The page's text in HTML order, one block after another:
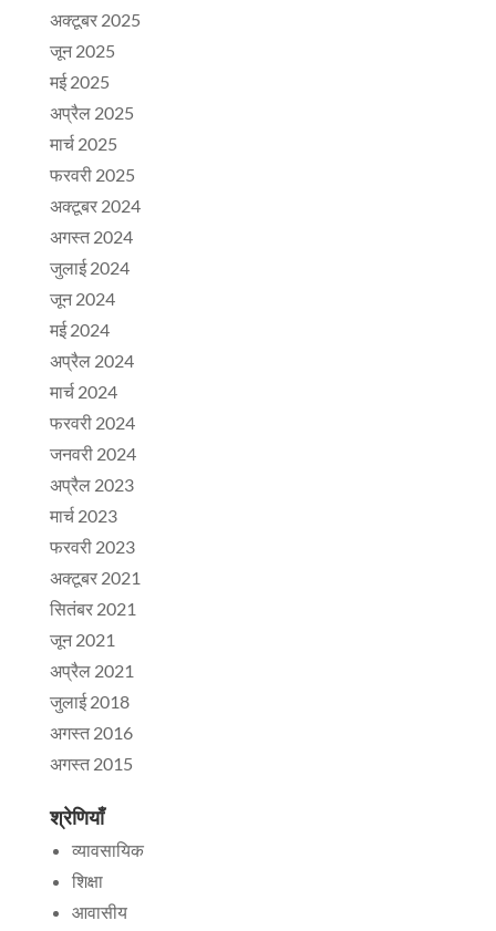
अक्टूबर 2025
जून 2025
मई 2025
अप्रैल 2025
मार्च 2025
फरवरी 2025
अक्टूबर 2024
अगस्त 2024
जुलाई 2024
जून 2024
मई 2024
अप्रैल 2024
मार्च 2024
फरवरी 2024
जनवरी 2024
अप्रैल 2023
मार्च 2023
फरवरी 2023
अक्टूबर 2021
सितंबर 2021
जून 2021
अप्रैल 2021
जुलाई 2018
अगस्त 2016
अगस्त 2015
श्रेणियाँ
व्यावसायिक
शिक्षा
आवासीय